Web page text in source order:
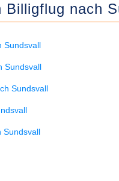
nach
Sundsvall
Sundsvall
Sundsvall
Sundsvall